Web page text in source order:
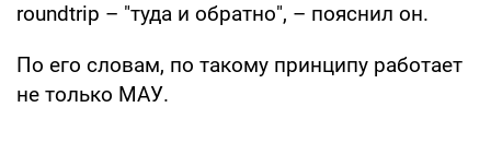
roundtrip – "туда и обратно", – пояснил он.
По его словам, по такому принципу работает
не только МАУ.